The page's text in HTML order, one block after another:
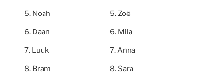
Noah
Daan
Luuk
Bram
Zoë
Mila
Anna
Sara